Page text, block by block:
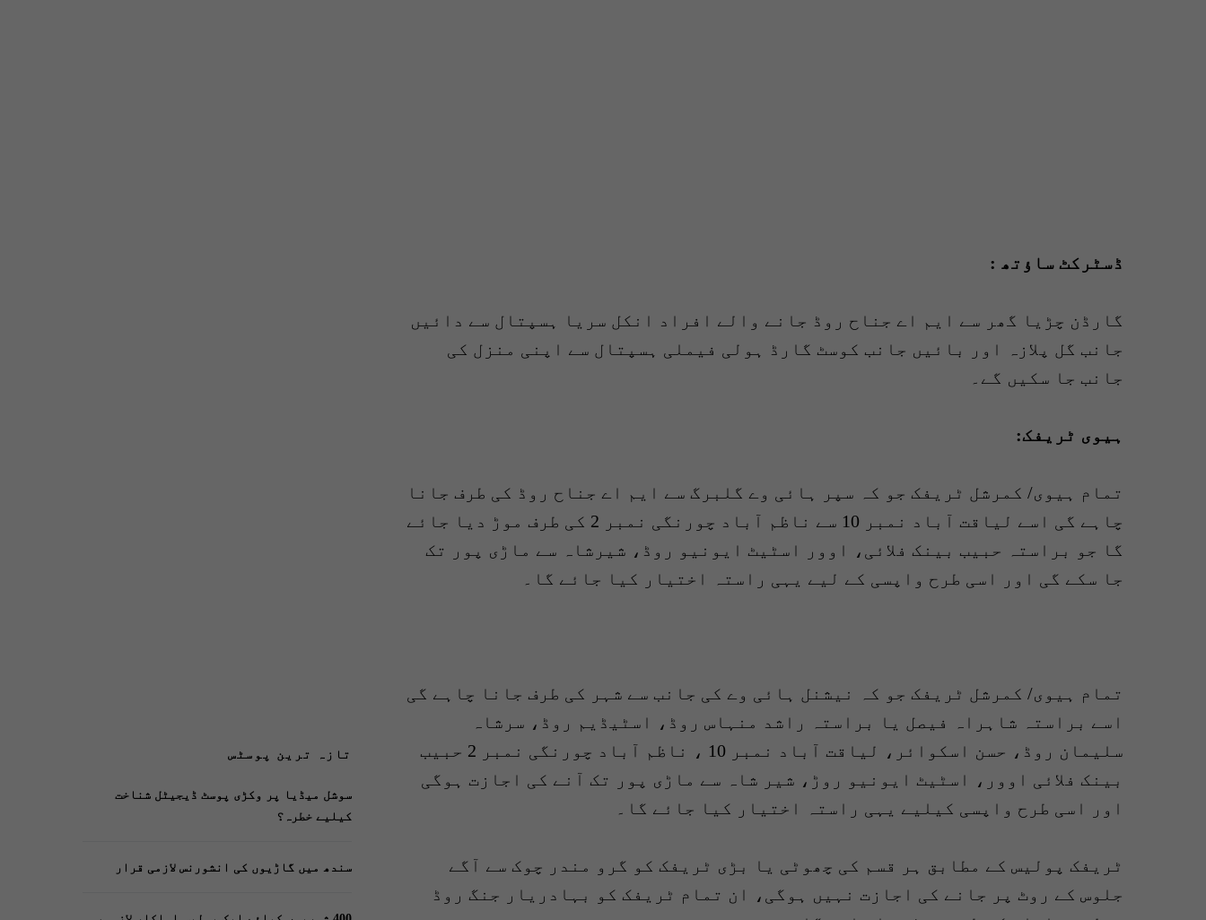
ڈسٹرکٹ ساؤتھ :
گارڈن چڑیا گھر سے ایم اے جناح روڈ جانے والے افراد انکل سریا ہسپتال سے دائیں
جانب گل پلازہ اور بائیں جانب کوسٹ گارڈ ہولی فیملی ہسپتال سے اپنی منزل کی
جانب جا سکیں گے۔
ہیوی ٹریفک:
تمام ہیوی/ کمرشل ٹریفک جو کہ سپر ہائی وے گلبرگ سے ایم اے جناح روڈ کی طرف جانا
چاہے گی اسے لیاقت آباد نمبر 10 سے ناظم آباد چورنگی نمبر 2 کی طرف موڑ دیا جائے
گا جو براستہ حبیب بینک فلائی، اوور اسٹیٹ ایونیو روڈ، شیرشاہ سے ماڑی پور تک
جا سکے گی اور اسی طرح واپسی کے لیے یہی راستہ اختیار کیا جائے گا۔
تمام ہیوی/ کمرشل ٹریفک جو کہ نیشنل ہائی وے کی جانب سے شہر کی طرف جانا چاہے گی
اسے براستہ شاہراہ فیصل یا براستہ راشد منہاس روڈ، اسٹیڈیم روڈ، سرشاہ
سلیمان روڈ، حسن اسکوائر، لیاقت آباد نمبر 10 ، ناظم آباد چورنگی نمبر 2 حبیب
بینک فلائی اوور، اسٹیٹ ایونیو روڑ، شیر شاہ سے ماڑی پور تک آنے کی اجازت ہوگی
اور اسی طرح واپسی کیلیے یہی راستہ اختیار کیا جائے گا۔
ٹریفک پولیس کے مطابق ہر قسم کی چھوٹی یا بڑی ٹریفک کو گرو مندر چوک سے آگے
جلوس کے روٹ پر جانے کی اجازت نہیں ہوگی، ان تمام ٹریفک کو بہادریار جنگ روڈ
تازہ ترین پوسٹس
سوشل میڈیا پر وکڑی پوسٹ ڈیجیٹل شناخت
کیلیے خطرہ؟
سندھ میں گاڑیوں کی انشورنس لازمی قرار